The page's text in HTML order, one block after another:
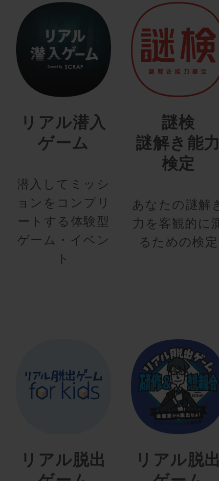
リアル潜入
ゲーム
潜入してミッシ
ョンをコンプリ
ートする体験型
ゲーム・イベン
ト
謎検
謎解き能
検定
あなたの謎解
力を客観的に
るための検定
リアル脱出
リアル脱